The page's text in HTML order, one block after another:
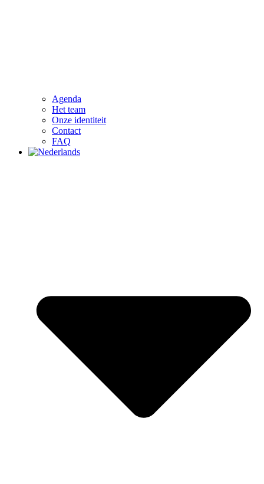
Agenda
Het team
Onze identiteit
Contact
FAQ